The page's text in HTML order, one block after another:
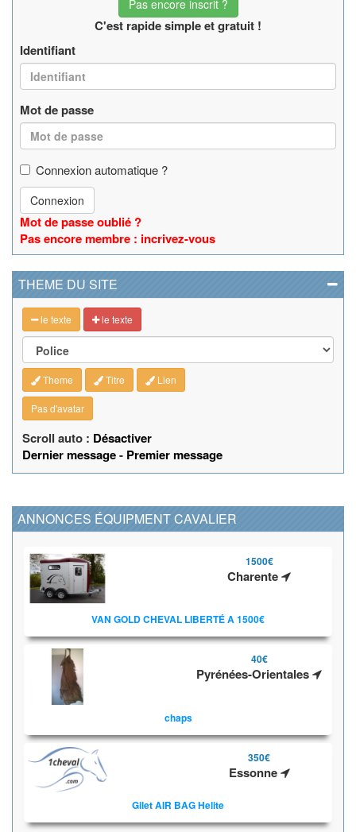
Pas encore inscrit ?
C'est rapide simple et gratuit !
Identifiant
Mot de passe
Connexion automatique ?
Connexion
Mot de passe oublié ?
Pas encore membre : incrivez-vous
THEME DU SITE
le texte le texte
Theme Titre Lien
Pas d'avatar
Scroll auto : Désactiver
Dernier message- Premier message
ANNONCES ÉQUIPMENT CAVALIER
1500€
Charente
VAN GOLD CHEVAL LIBERTÉ A 1500€
40€
Pyrénées-Orientales
chaps
350€
Essonne
Gilet AIR BAG Helite